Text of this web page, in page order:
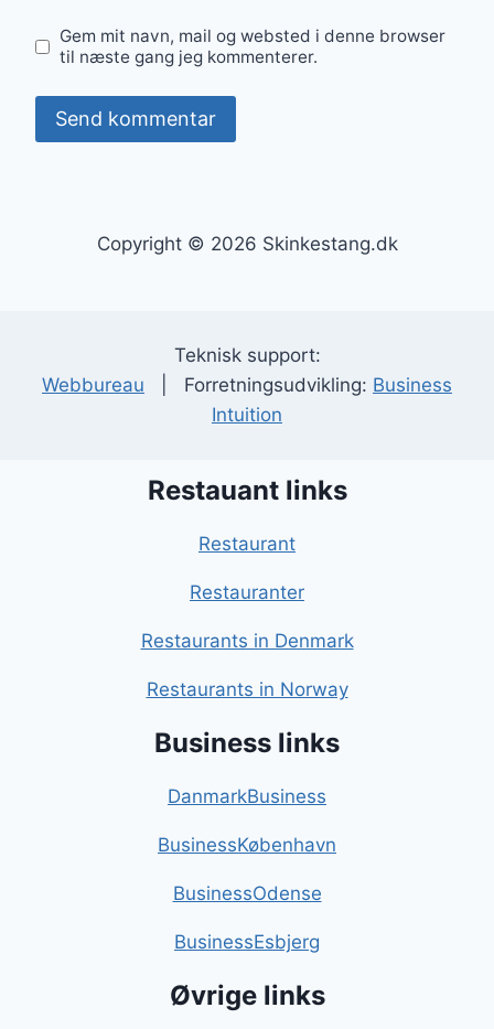
Gem mit navn, mail og websted i denne browser
til næste gang jeg kommenterer.
Copyright © 2026 Skinkestang.dk
Teknisk support:
Webbureau | Forretningsudvikling: Business
Intuition
Restauant links
Restaurant
Restauranter
Restaurants in Denmark
Restaurants in Norway
Business links
DanmarkBusiness
BusinessKøbenhavn
BusinessOdense
BusinessEsbjerg
Øvrige links